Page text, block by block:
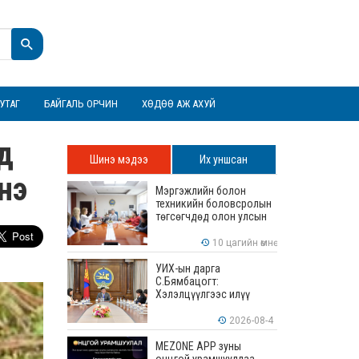
БАЙГАЛЬ ОРЧИН ХӨДӨӨ АЖ АХУЙ
Шинэ мэдээ Их уншсан
Мэргэжлийн болон
техникийн боловсролын
төгсөгчдөд олон улсын
зөвшөөрөгдөх ур
чадваруудыг олгоно
10 цагийн өмнө
УИХ-ын дарга
С.Бямбацогт:
Хэлэлцүүлгээс илүү
илүү бодит үр дүн чухал
2026-08-4
MEZONE APP зуны